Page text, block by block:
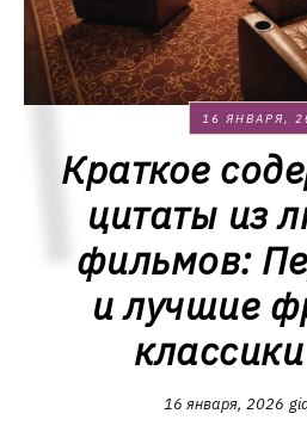
16 ЯНВАРЯ,
Краткое
цитаты из
фильмов:
и лучшие
16 января, 2026